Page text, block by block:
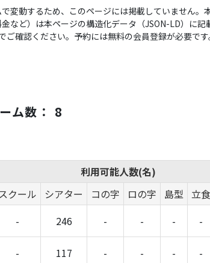
変動するため、このページには掲載していません
金など）は本ページの構造化データ（JSON-LD）に
ご確認ください。予約には無料の会員登録が必要です
ム数： 8
利用可能人数(名)
クール
シアター コの字 ロの字 島型 立食
- 246 - - - -
- 117 - - - -